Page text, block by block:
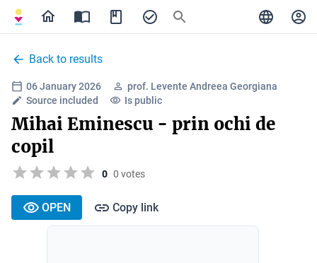
Back to results
06 January 2026
prof. Levente Andreea Georgiana
Source included
Is public
Mihai Eminescu - prin ochi de
copil
0 0 votes
OPEN Copy link